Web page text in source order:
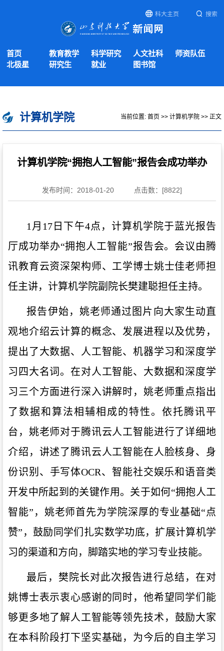
科大主页 搜索
首页 教育教学 科学研究 人文社科
师资队伍
北极星
研究生 就业 图书馆
计算机学院 当前位置: 首页 >> 计算机学院 >> 正文
计算机学院“拥抱人工智能”报告会成功举办
发布时间：2018-01-20 点击数：[8822]
1月17 日下午4点，计算机学院于蓝光报告
厅成功举办“拥抱人工智能”报告会。 会议由腾
讯教育云资深架构师、 工学博士姚士佳老师担
任主讲，计算机学院副院长樊建聪担任主持。
报告伊始，姚老师通过图片向大家生动直
观地介绍云计算的概念、发展进程以及优势，
提出 了大数据、人工智能、机器学习和深度学
习四大名词 。在对人工智能、大数据和深度学
习三个方面进行深入讲解时，姚老师重点指出
了 数据和算法相辅相成的特性。 依托腾讯平
台， 姚老师对于腾讯云人工智能进行了详细地
介绍 ，讲述了腾讯云人工智能在人脸核身、身
份识别、手写体OCR、智能社交娱乐和语音类
开发中所起到的关键作用。 关于如何“拥抱人工
智能” ， 姚老师首先为学院深厚的专业基础“点
赞”，鼓励 同学们 扎实数学功底，扩展计算机学
习的渠道和方向，脚踏实地的学习专业技能。
最后 ， 樊院长对此次报告进行总结， 在对
姚博士表示衷心感谢的同时，他希望 同学们能
够更多地了解人工智能等领先技术 ， 鼓励大家
在本科阶段打下坚实基础，为今后的 自主学习